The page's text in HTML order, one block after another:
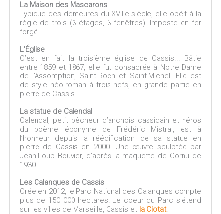
La Maison des Mascarons
Typique des demeures du XVIIIe siècle, elle obéit à la
règle de trois (3 étages, 3 fenêtres). Imposte en fer
forgé.
L'Église
C’est en fait la troisième église de Cassis... Bâtie
entre 1859 et 1867, elle fut consacrée à Notre Dame
de l’Assomption, Saint-Roch et Saint-Michel. Elle est
de style néo-roman à trois nefs, en grande partie en
pierre de Cassis.
La statue de Calendal
Calendal, petit pêcheur d’anchois cassidain et héros
du poème éponyme de Frédéric Mistral, est à
l’honneur depuis la réédification de sa statue en
pierre de Cassis en 2000. Une œuvre sculptée par
Jean-Loup Bouvier, d’après la maquette de Cornu de
1930.
Les Calanques de Cassis
Crée en 2012, le Parc National des Calanques compte
plus de 150 000 hectares. Le coeur du Parc s'étend
sur les villes de Marseille, Cassis et la Ciotat.